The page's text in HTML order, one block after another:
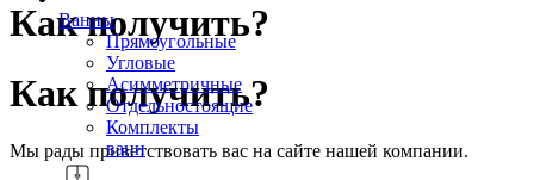
Ванны
Прямоугольные
Угловые
Асимметричные
Отдельностоящие
Комплекты
ванн
Как получить?
Как получить?
Мы рады приветствовать вас на сайте нашей компании.